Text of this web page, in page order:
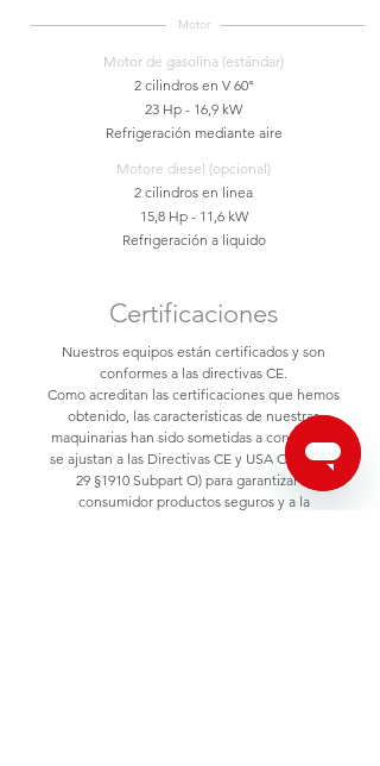
Motor
Motor de gasolina (estándar)
2 cilindros en V 60°
23 Hp - 16,9 kW
Refrigeración mediante aire
Motore diesel (opcional)
2 cilindros en linea
15,8 Hp - 11,6 kW
Refrigeración a liquido
Certificaciones
Nuestros equipos están certificados y son
conformes a las directivas CE.
Como acreditan las certificaciones que hemos
obtenido, las características de nuestras
maquinarias han sido sometidas a controles y
se ajustan a las Directivas CE y USA CFR (Title
29 §1910 Subpart O) para garantizar al
consumidor productos seguros y a la